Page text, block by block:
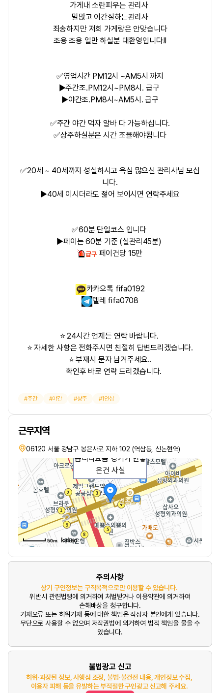
가게내 소란피우는 관리사
말많고 이간질하는관리사
죄송하지만 저희 가게랑은 안맞습니다
조용 조용 일만 하실분 대환영입니다!!
✅영업시간 PM12시 ~AM5시 까지
▶주간조.PM12시~PM8시. 급구
▶야간조.PM8시~AM5시. 급구
✅주간 야간 먹자 알바 다 가능하십니다.
✅상주하실분은 시간 조율해야됩니다
✅20세 ~ 40세까지 성실하시고 욕심 많으신 관리사님 모십
니다.
▶40세 이시더라도 젊어 보이시면 연락주세요
✅60분 단일코스 입니다
▶페이는 60분 기준 (실관리45분)
페이건당 15만
카카오톡 fifa0192
텔레 fifa0708
⭐ 24시간 언제든 연락 바랍니다.
⭐ 자세한 사항은 전화주시면 친절히 답변드리겠습니다.
⭐ 부재시 문자 남겨주세요..
확인후 바로 연락 드리겠습니다.
주간 야간 상주 1인샵
근무지역
06120 서울 강남구 봉은사로 지하 102 (역삼동, 신논현역)
을얹고 거짓말 하지 않겠
습니다요즘 경기가 안좋
은건 사실
50m
주의사항
상기 구인정보는 구직목적으로만 이용할 수 있습니다.
위반시 관련법령에 의거하여 처벌받거나 이용약관에 의거하여
손해배상을 청구합니다.
기재오류 또는 허위기재 등에 대한 책임은 작성자 본인에게 있습니다.
무단으로 사용할 수 없으며 저작권법에 의거하여 법적 책임을 물을 수
있습니다.
불법광고 신고
허위·과장된 정보, 사행심 조장, 불법·불건전 내용, 개인정보 수집,
이용자 피해 등을 유발하는 부적절한 구인광고 신고해 주세요.